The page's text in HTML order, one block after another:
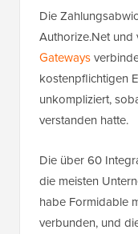
Die
Authorize.Net und
Gateways
kostenpflichtigen
unkompliziert,
verstanden hatte.
Die über 60
die meisten
habe Formidable
verbunden, und